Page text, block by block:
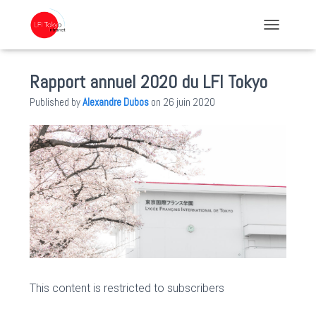
Rapport annuel 2020 du LFI Tokyo
Published byAlexandre Dubos on 26 juin 2020
This content is restricted to subscribers